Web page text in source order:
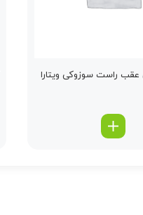
راست سوزوکی ویتارا